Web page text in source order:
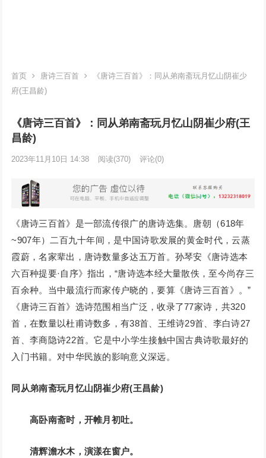
首页 唐诗三百首
《唐诗三百首》：同从弟南斋玩月忆山阴崔少
府(王昌龄)
《唐诗三百首》：同从弟南斋玩月忆山阴崔少府(王
昌龄)
2023年11月10日 14:38 阅读(370) 评论(0)
《唐诗三百首》是一部流传很广的唐诗选集。唐朝（618年
~907年）二百九十年间，是中国诗歌发展的黄金时代，云蒸
霞蔚，名家辈出，唐诗数量多达五万首。孙琴安《唐诗选本
六百种提要·自序》指出，“唐诗选本经大量散佚，至今尚存三
百余种。当中最流行而家传户晓的，要算《唐诗三百首》。”
《唐诗三百首》选诗范围相当广泛，收录了77家诗，共320
首，在数量以杜甫诗数多，有38首、王维诗29首、李白诗27
首、李商隐诗22首。它是中小学生接触中国古典诗歌最好的
入门书籍。对中华民族的影响意义深远。
同从弟南斋玩月忆山阴崔少府(王昌龄)
高卧南斋时，开帷月初吐。
清辉澹水木，演漾在窗户。